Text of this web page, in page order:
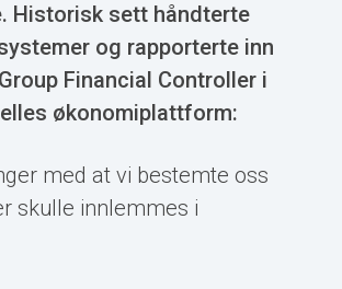
Historisk sett håndterte
og rapporterte inn
Financial Controller i
økonomiplattform:
med at vi bestemte oss
skulle innlemmes i